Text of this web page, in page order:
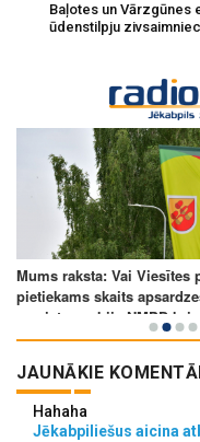
Baļotes un Vārzgūnes
ūdenstilpju
JAUNĀKIE
Hahaha
Jēkabpiliešus aicina